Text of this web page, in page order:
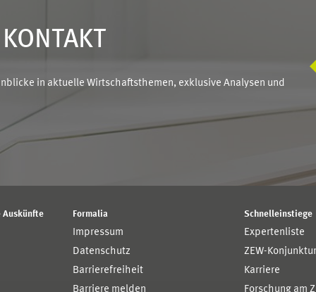
in aktuelle Wirtschaftsthemen, exklusive Analysen und
Auskünfte Formalia
Impressum
Datenschutz
Barrierefreiheit
Barriere melden
Schnelleinstiege
Expertenliste
ZEW-
Karriere
Forschung am